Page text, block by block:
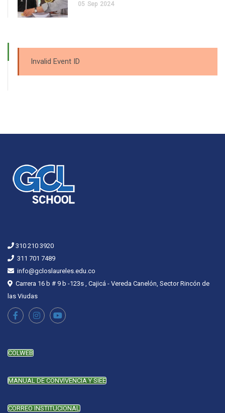
05 Sep 2024
Invalid Event ID
310 210 3920
311 701 7489
info@gcloslaureles.edu.co
Carrera 16 b # 9 b -123s , Cajicá - Vereda Canelón, Sector Rincón de
las Viudas
COLWEB
MANUAL DE CONVIVENCIA Y SIEE
CORREO INSTITUCIONAL